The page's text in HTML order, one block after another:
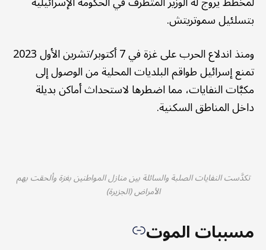
بتسلئيل سموتريتش.
ومنذ اندلاع الحرب على غزة في 7 أكتوبر/تشرين الأول 2023
تمنع إسرائيل طواقم البلديات المحلية من الوصول إلى
مكبَّات النفايات، مما اضطرها لاستحداث أماكن بديلة
داخل المناطق السكنية.
تكدَّست النفايات الصلبة والسائلة بين منازل المواطنين بغزة وألحقت بهم
الأمراض (الجزيرة)
مسببات الموت